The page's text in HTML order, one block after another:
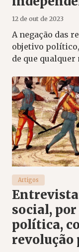
12 de out de 2023
A negação das
objetivo
de que
Artigos
social, por
política,
revolução